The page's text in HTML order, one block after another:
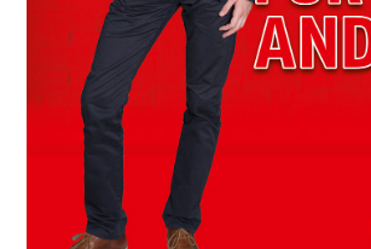
Oft gefragt in Verband
Stellenangebote
Initiative Transparente
Ehrenamt